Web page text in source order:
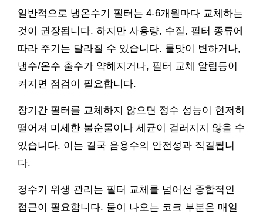
일반적으로 냉온수기 필터는 4-6개월마다 교체하는
것이 권장됩니다. 하지만 사용량, 수질, 필터 종류에
따라 주기는 달라질 수 있습니다. 물맛이 변하거나,
냉수/온수 출수가 약해지거나, 필터 교체 알림등이
켜지면 점검이 필요합니다.
장기간 필터를 교체하지 않으면 정수 성능이 현저히
떨어져 미세한 불순물이나 세균이 걸러지지 않을 수
있습니다. 이는 결국 음용수의 안전성과 직결됩니
다.
정수기 위생 관리는 필터 교체를 넘어선 종합적인
접근이 필요합니다. 물이 나오는 코크 부분은 매일